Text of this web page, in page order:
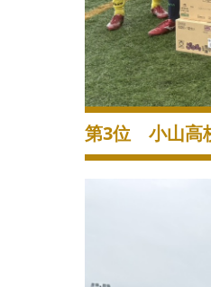
第3位 小山高